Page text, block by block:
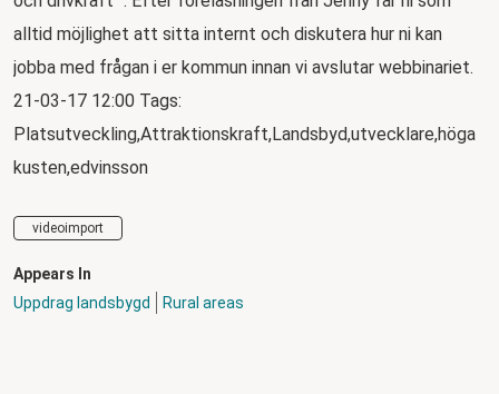
alltid möjlighet att sitta internt och diskutera hur ni kan
jobba med frågan i er kommun innan vi avslutar webbinariet.
21-03-17 12:00 Tags:
Platsutveckling,Attraktionskraft,Landsbyd,utvecklare,höga
kusten,edvinsson
videoimport
Appears In
Uppdrag landsbygd
Rural areas